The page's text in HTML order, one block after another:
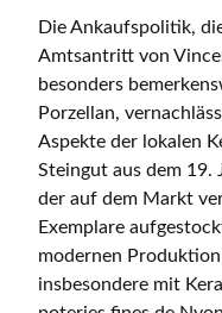
Die Ankaufspolitik,
Amtsantritt von
besonders
Porzellan,
Aspekte der lokalen
Steingut aus dem 19.
der auf dem Markt
Exemplare
modernen
insbesondere mit